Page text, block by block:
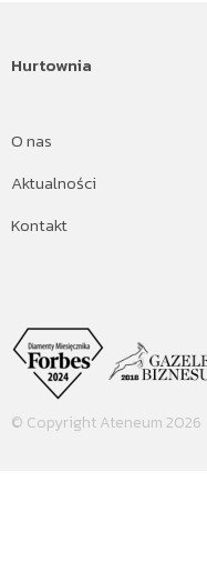
Hurtownia
O nas
Aktualności
Kontakt
© Copyright Ateneum 2026